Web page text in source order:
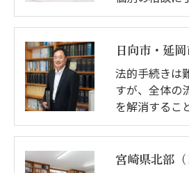
法的手続きは
すが、全体の
を解消するこ